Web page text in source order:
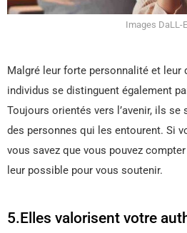
Images DaLL-E
Malgré leur forte personnalité et leur
individus se distinguent également
Toujours orientés vers l’avenir, ils
des personnes qui les entourent. Si
vous savez que vous pouvez
leur possible pour vous soutenir.
5.Elles valorisent votre